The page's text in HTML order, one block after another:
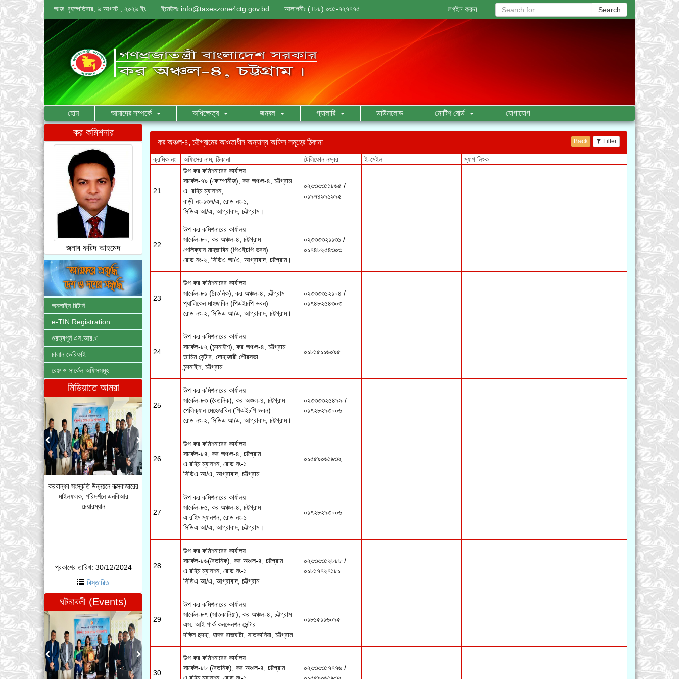
আজ বৃহস্পতিবার, ৬ আগস্ট , ২০২৬ ইং ইমেইলঃ info@taxeszone4ctg.gov.bd আলাপনীঃ (+৮৮) ০৩১-৭২৭৭৭৫ লগইন করুন Search
হোম আমাদের সম্পর্কে অধিক্ষেত্র জনবল গ্যালারি ডাউনলোড নোটিশ বোর্ড যোগাযোগ
কর কমিশনার
জনাব ফরিদ আহমেদ
অনলাইন রিটার্ন
e-TIN Registration
গুরত্বপূর্ন এস.আর.ও
চালান ভেরিফাই
রেঞ্জ ও সার্কেল অফিসসমূহ
মিডিয়াতে আমরা
করবান্ধব সংস্কৃতি উন্নয়নে কক্সবাজারের
মাইলফলক, পরিদর্শনে এনবিআর
চেয়ারম্যান
প্রকাশের তারিখ: 30/12/2024
বিস্তারিত
ঘটনাবলী (Events)
কর অঞ্চল-৪, চট্টগ্রামের আওতাধীন অন্যান্য অফিস সমূহের ঠিকানা Back Filter
21
উপ কর কমিশনারের কার্যালয়
সার্কেল-৭৯ (কোম্পানীজ), কর অঞ্চল-৪, চট্টগ্রাম
এ. রহিম ম্যানশন,
বাড়ী নং-১৩৭/এ, রোড নং-১,
সিডিএ আ/এ, আগ্রাবাদ, চট্টগ্রাম।
০২৩৩৩৩১১৮৬৫ /
০১৯৭৪৯৯১৯৯৫
22
উপ কর কমিশনারের কার্যালয়
সার্কেল-৮০, কর অঞ্চল-৪, চট্টগ্রাম
পেলিক্যান মাহজাবিন (পিএইচপি ভবন)
রোড নং-২, সিডিএ আ/এ, আগ্রাবাদ, চট্টগ্রাম।
০২৩৩৩৩২১১৩১ /
০১৭৪৮২৫৪৩০৩
23
উপ কর কমিশনারের কার্যালয়
সার্কেল-৮১ (বৈতনিক), কর অঞ্চল-৪, চট্টগ্রাম
প্যালিকেন মাহজাবিন (পিএইচপি ভবন)
রোড নং-২, সিডিএ আ/এ, আগ্রাবাদ, চট্টগ্রাম।
০২৩৩৩৩১২১০৪ /
০১৭৪৮২৫৪৩০৩
24
উপ কর কমিশনারের কার্যালয়
সার্কেল-৮২ (চন্দনাইশ), কর অঞ্চল-৪, চট্টগ্রাম
তামিম সেন্টার, দোহাজারী পৌরসভা
চন্দনাইশ, চট্টগ্রাম
০১৮১৫১১৬০৯৫
25
উপ কর কমিশনারের কার্যালয়
সার্কেল-৮৩ (বৈতনিক), কর অঞ্চল-৪, চট্টগ্রাম
পেলিক্যান মেহেজাবিন (পিএইচপি ভবন)
রোড নং-২, সিডিএ আ/এ, আগ্রাবাদ, চট্টগ্রাম।
০২৩৩৩৩২৫৪৯৯ /
০১৭২৮২৯৩০০৬
26
উপ কর কমিশনারের কার্যালয়
সার্কেল-৮৪, কর অঞ্চল-৪, চট্টগ্রাম
এ রহিম ম্যানশন, রোড নং-১
সিডিএ আ/এ, আগ্রাবাদ, চট্টগ্রাম
০১৫৫৯০৬১৯৩২
27
উপ কর কমিশনারের কার্যালয়
সার্কেল-৮৫, কর অঞ্চল-৪, চট্টগ্রাম
এ রহিম ম্যানশন, রোড নং-১
সিডিএ আ/এ, আগ্রাবাদ, চট্টগ্রাম।
০১৭২৮২৯৩০০৬
28
উপ কর কমিশনারের কার্যালয়
সার্কেল-৮৬(বৈতনিক), কর অঞ্চল-৪, চট্টগ্রাম
এ রহিম ম্যানশন, রোড নং-১
সিডিএ আ/এ, আগ্রাবাদ, চট্টগ্রাম
০২৩৩৩৩১২৮৮৮ /
০১৮১৭৭২৭১৮১
29
উপ কর কমিশনারের কার্যালয়
সার্কেল-৮৭ (সাতকানিয়া), কর অঞ্চল-৪, চট্টগ্রাম
এস. আই পার্ক কনভেনশন সেন্টার
দক্ষিন ছদহা, হাঙ্গর রাজঘাটা, সাতকানিয়া, চট্টগ্রাম
০১৮১৫১১৬০৯৫
30
উপ কর কমিশনারের কার্যালয়
সার্কেল-৮৮ (বৈতনিক), কর অঞ্চল-৪, চট্টগ্রাম
০২৩৩৩৩১৭৭৭৬ /